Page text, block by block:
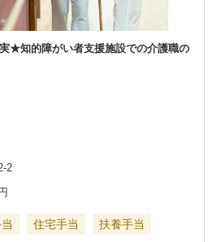
★知的障がい者支援施設での介護職の
2
住宅手当
扶養手当